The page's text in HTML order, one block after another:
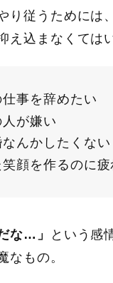
り従うためには
え込まなくては
事を辞めたい
が嫌い
んかしたくない
顔を作るのに疲
な…」
という感
なもの。